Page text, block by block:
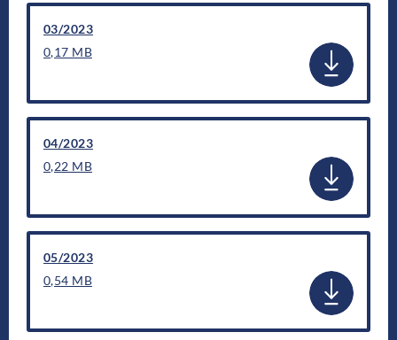
03/2023
0,17 MB
04/2023
0,22 MB
05/2023
0,54 MB